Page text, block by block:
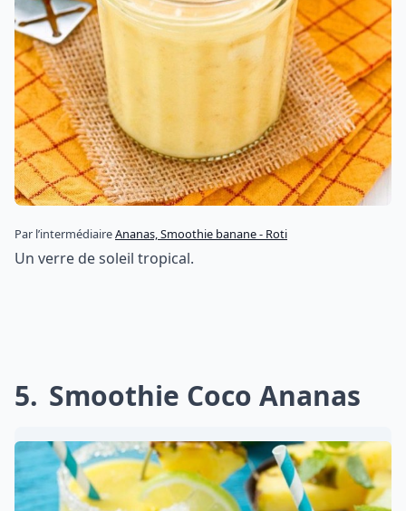
Par l’intermédiaireAnanas, Smoothie banane - Roti
Un verre de soleil tropical.
5 Smoothie Coco Ananas